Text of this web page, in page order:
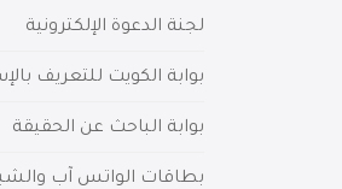
لجنة الدعوة الإلكترونية
بوابة الكويت للتعريف
بوابة الباحث عن الحقيقة
بطاقات الواتس آب